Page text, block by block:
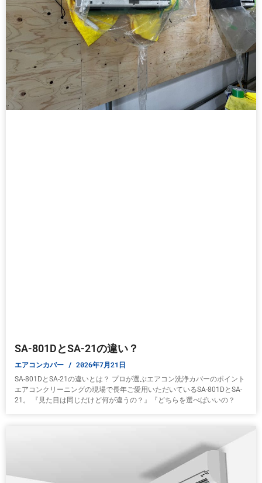
SA-801DとSA-21の違い？
エアコンカバー 2026年7月21日
SA-801DとSA-21の違いとは？ プロが選ぶエアコン洗浄カバーのポイント
エアコンクリーニングの現場で長年ご愛用いただいているSA-801DとSA-
21。 『見た目は同じだけど何が違うの？』『どちらを選べばいいの？